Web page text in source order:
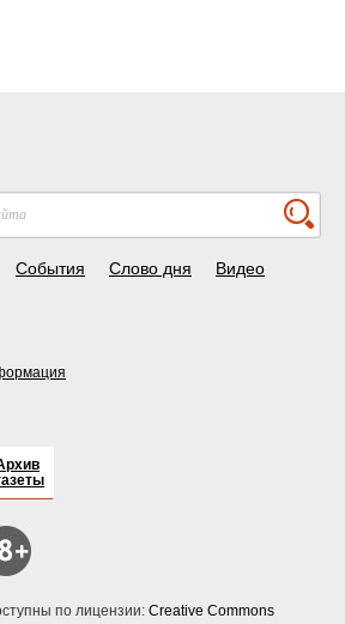
События Слово дня Видео
по лицензии: Creative Commons